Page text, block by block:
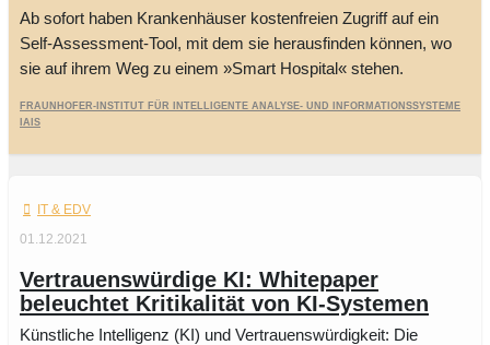
Ab sofort haben Krankenhäuser kostenfreien Zugriff auf ein
Self-Assessment-Tool, mit dem sie herausfinden können, wo
sie auf ihrem Weg zu einem »Smart Hospital« stehen.
Fraunhofer-Institut für Intelligente Analyse- und Informationssysteme
IAIS
IT & EDV
01.12.2021
Vertrauenswürdige KI: Whitepaper
beleuchtet Kritikalität von KI-Systemen
Künstliche Intelligenz (KI) und Vertrauenswürdigkeit: Die